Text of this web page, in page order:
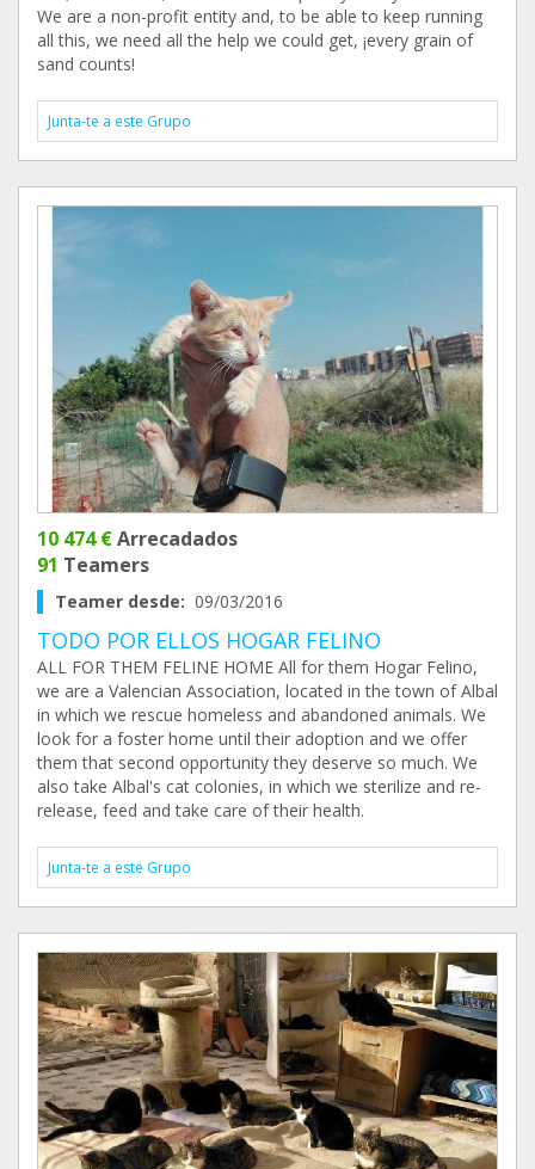
We are a non-profit entity and, to be able to keep running
all this, we need all the help we could get, ¡every grain of
sand counts!
Junta-te a este Grupo
10 474 €Arrecadados
91 Teamers
Teamer desde: 09/03/2016
TODO POR ELLOS HOGAR FELINO
ALL FOR THEM FELINE HOME All for them Hogar Felino,
we are a Valencian Association, located in the town of Albal
in which we rescue homeless and abandoned animals. We
look for a foster home until their adoption and we offer
them that second opportunity they deserve so much. We
also take Albal's cat colonies, in which we sterilize and re-
release, feed and take care of their health.
Junta-te a este Grupo